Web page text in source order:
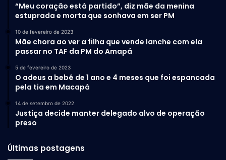
“Meu coração está partido”, diz mãe da menina
estuprada e morta que sonhava em ser PM
10 de fevereiro de 2023
Mãe chora ao ver a filha que vende lanche com ela
passar no TAF da PM do Amapá
5 de fevereiro de 2023
O adeus a bebê de 1 ano e 4 meses que foi espancada
pela tia em Macapá
14 de setembro de 2022
Justiça decide manter delegado alvo de operação
preso
Últimas postagens